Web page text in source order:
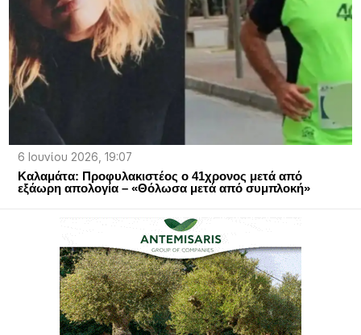
6 Ιουνίου 2026, 19:07
Καλαμάτα: Προφυλακιστέος ο 41χρονος μετά από
εξάωρη απολογία – «Θόλωσα μετά από συμπλοκή»